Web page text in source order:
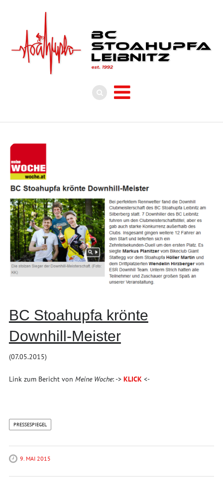
BC Stoahupfa krönte
Downhill-Meister
(07.05.2015)
Link zum Bericht von Meine Woche: -> KLICK<-
PRESSESPIEGEL
9. MAI 2015